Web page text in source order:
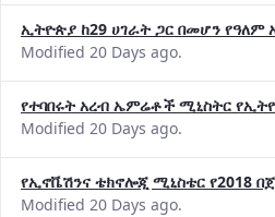
ኢትዮጵያ ከ29 ሀገራት ጋር በመሆን
Modified 20 Days ago.
የተባበሩት አረብ ኤምሬቶች ሚኒስትር
Modified 20 Days ago.
የኢኖቬሽንና ቴክኖሎጂ ሚኒስቴር የ2018
Modified 20 Days ago.